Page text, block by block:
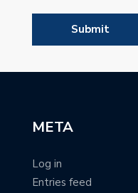
META
Log in
Entries feed